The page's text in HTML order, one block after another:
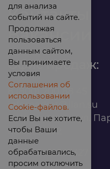
Контакты
Вакансии
Офис продаж:
infomarket@ilan.su
г. Красноярск, ул.
помещ. 302
ИНН: 2465263327
для анализа
событий на сайте.
Продолжая
пользоваться
данным сайтом,
Вы принимаете
условия
Соглашения об
использовании
Cookie-файлов.
Если Вы не хотите,
чтобы Ваши
данные
обрабатывались,
просим отключить